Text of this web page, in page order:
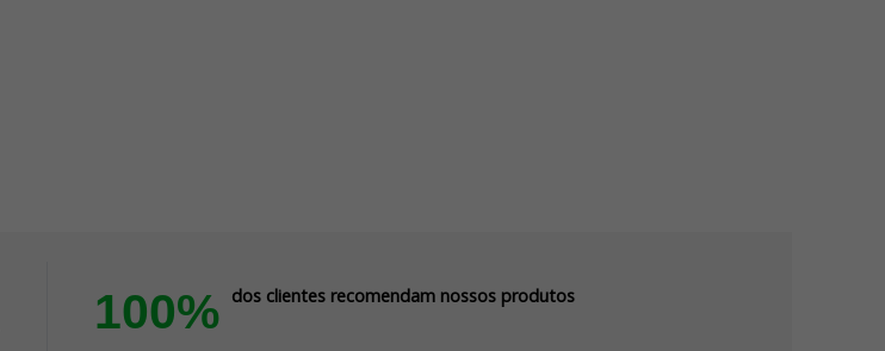
100% dos clientes recomendam nossos produtos